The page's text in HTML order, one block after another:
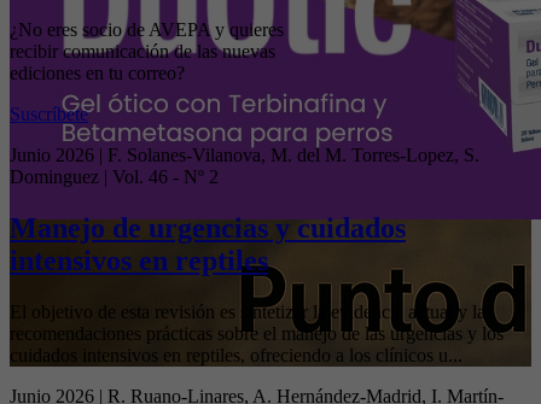
¿No eres socio de AVEPA y quieres
recibir comunicación de las nuevas
ediciones en tu correo?
Suscríbete
Junio 2026 | F. Solanes-Vilanova, M. del M. Torres-Lopez, S.
Dominguez | Vol. 46 - Nº 2
Manejo de urgencias y cuidados
intensivos en reptiles
El objetivo de esta revisión es sintetizar la evidencia actual y las
recomendaciones prácticas sobre el manejo de las urgencias y los
cuidados intensivos en reptiles, ofreciendo a los clínicos u...
Junio 2026 | R. Ruano-Linares, A. Hernández-Madrid, I. Martín-